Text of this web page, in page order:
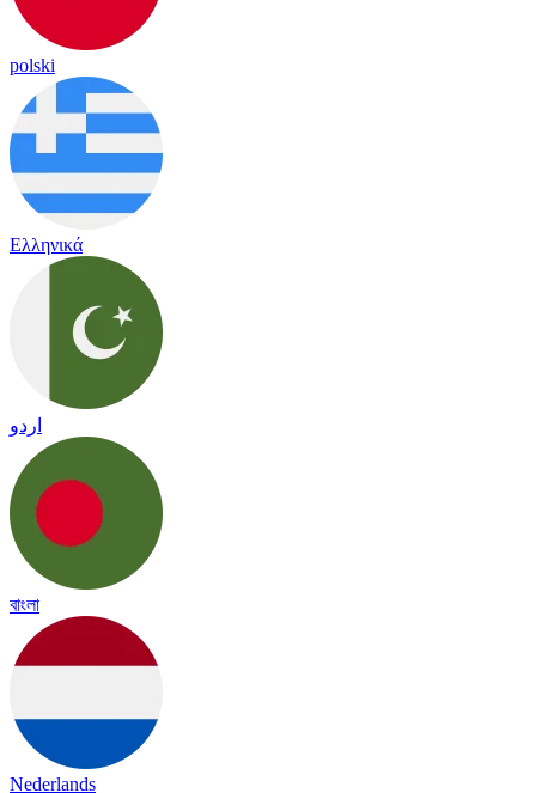
polski
Ελληνικά
اردو
বাংলা
Nederlands